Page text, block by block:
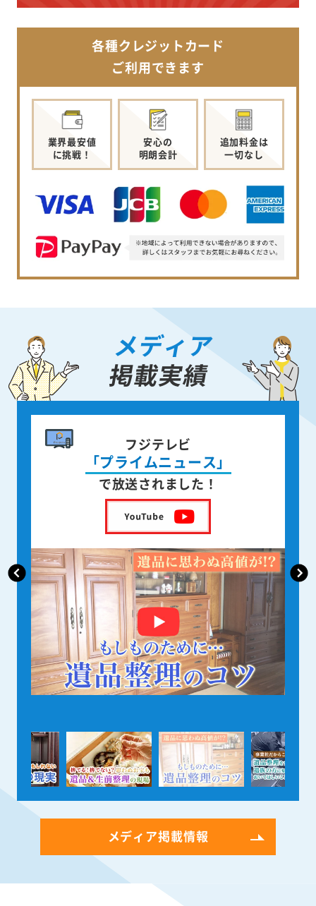
各種クレジットカード
ご利用できます
業界最安値
に挑戦！
安心の
明朗会計
追加料金は
一切なし
メディア
掲載実績
書籍出版
身近な人が
亡くなった後の遺品整理
を出版しました！
メディア掲載情報